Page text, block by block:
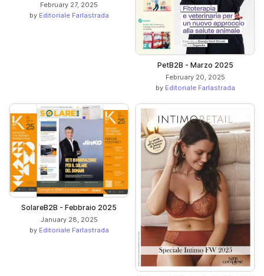
February 27, 2025
by Editoriale Farlastrada
PetB2B - Marzo 2025
February 20, 2025
by Editoriale Farlastrada
SolareB2B - Febbraio 2025
January 28, 2025
by Editoriale Farlastrada